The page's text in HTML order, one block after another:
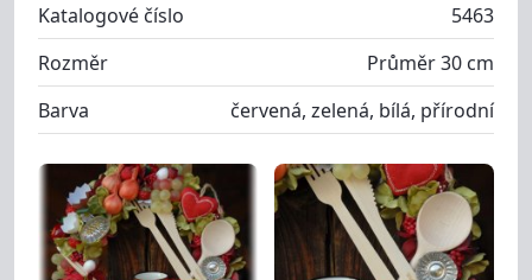
Katalogové číslo
5463
Rozměr
Průměr 30 cm
Barva
červená, zelená, bílá, přírodní